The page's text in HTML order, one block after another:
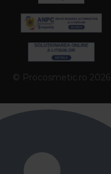
© Procosmetic.ro 2026